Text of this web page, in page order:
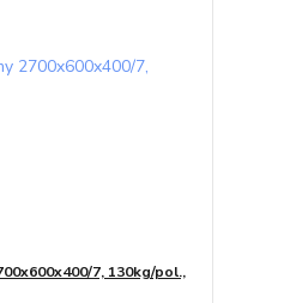
7, 130kg/pol.,